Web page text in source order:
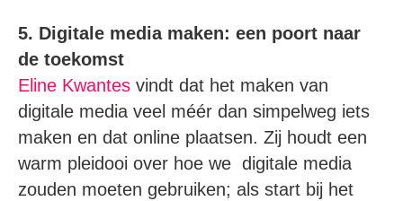
5. Digitale media maken: een poort naar
de toekomst
Eline Kwantes vindt dat het maken van
digitale media veel méér dan simpelweg iets
maken en dat online plaatsen. Zij houdt een
warm pleidooi over hoe we digitale media
zouden moeten gebruiken; als start bij het